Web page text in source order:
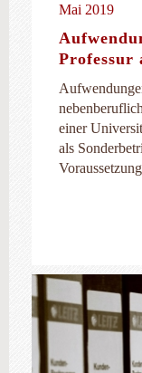
Mai 2019
Professur
einer
als